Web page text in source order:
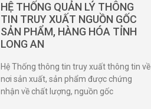
HỆ THỐNG QUẢN LÝ THÔNG
TIN TRUY XUẤT NGUỒN GỐC
SẢN PHẨM, HÀNG HÓA TỈNH
LONG AN
Hệ Thống thông tin truy xuất thông tin về
nơi sản xuất, sản phẩm được chứng
nhận về chất lượng, nguồn gốc